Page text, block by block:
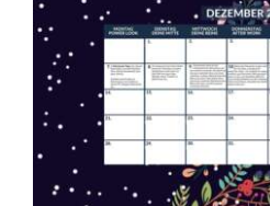
Dezember